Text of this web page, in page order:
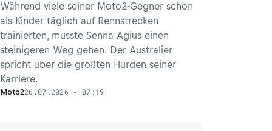
Während viele seiner Moto2-Gegner schon
als Kinder täglich auf Rennstrecken
trainierten, musste Senna Agius einen
steinigeren Weg gehen. Der Australier
spricht über die größten Hürden seiner
Karriere.
Moto226.07.2026 - 07:19